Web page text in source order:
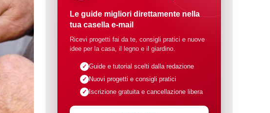
Le guide migliori direttamente nella
tua casella e-mail
Ricevi progetti fai da te, consigli pratici e nuove
idee per la casa, il legno e il giardino.
Guide e tutorial scelti dalla redazione
Nuovi progetti e consigli pratici
Iscrizione gratuita e cancellazione libera